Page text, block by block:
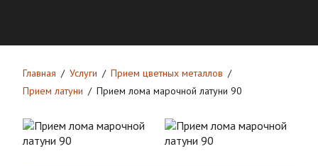
Главная Услуги
Прием цветных металлов
Прием латуни
Прием лома марочной латуни 90